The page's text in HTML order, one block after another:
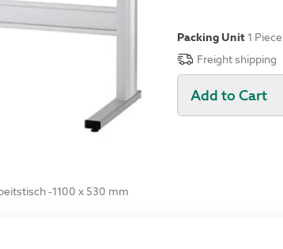
Packing Unit1 Piece
Freight shipping
Add to Cart
-1100 x 530 mm